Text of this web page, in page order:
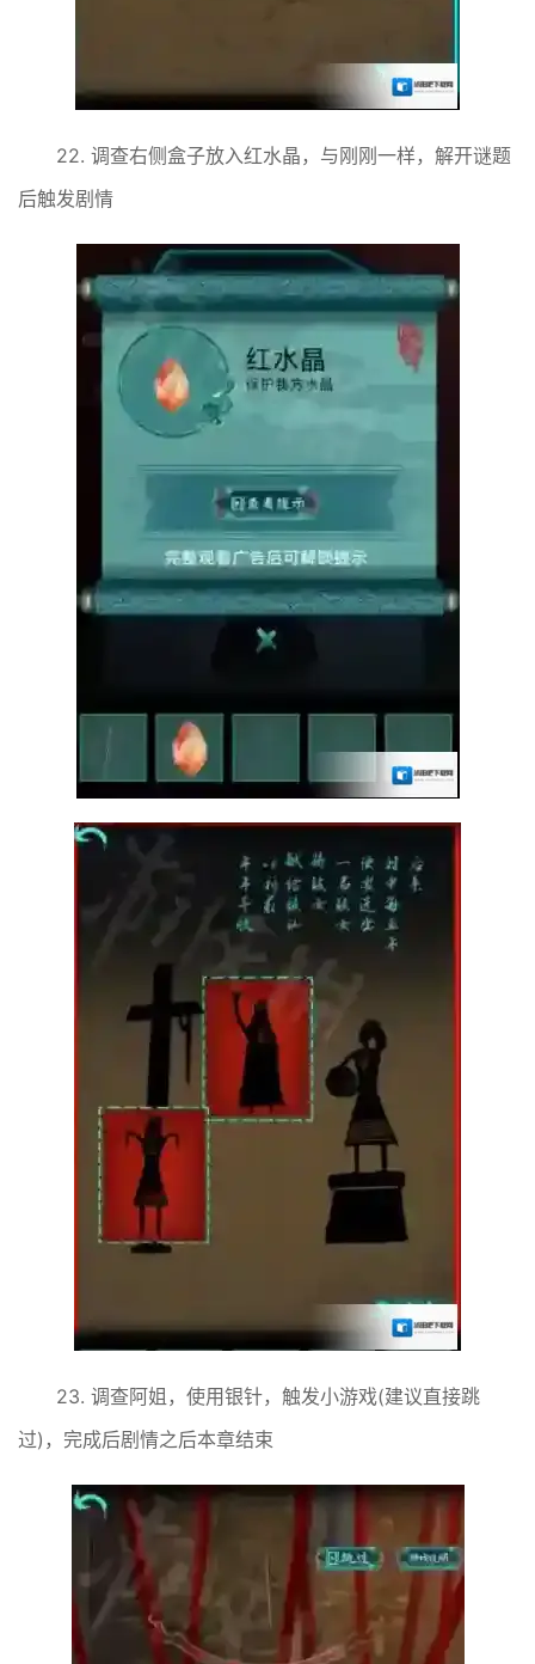
22. 调查右侧盒子放入红水晶，与刚刚一样，解开谜题
后触发剧情
23. 调查阿姐，使用银针，触发小游戏(建议直接跳
过)，完成后剧情之后本章结束